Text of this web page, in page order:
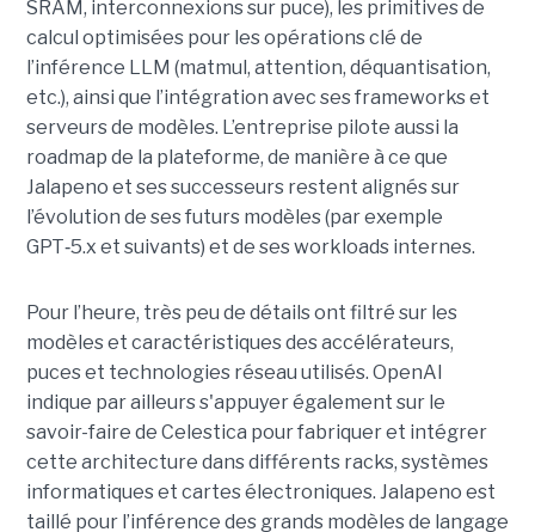
SRAM, interconnexions sur puce), les primitives de
calcul optimisées pour les opérations clé de
l’inférence LLM (matmul, attention, déquantisation,
etc.), ainsi que l’intégration avec ses frameworks et
serveurs de modèles. L’entreprise pilote aussi la
roadmap de la plateforme, de manière à ce que
Jalapeno et ses successeurs restent alignés sur
l’évolution de ses futurs modèles (par exemple
GPT‑5.x et suivants) et de ses workloads internes.
Pour l’heure, très peu de détails ont filtré sur les
modèles et caractéristiques des accélérateurs,
puces et technologies réseau utilisés. OpenAI
indique par ailleurs s'appuyer également sur le
savoir-faire de Celestica pour fabriquer et intégrer
cette architecture dans différents racks, systèmes
informatiques et cartes électroniques. Jalapeno est
taillé pour l’inférence des grands modèles de langage